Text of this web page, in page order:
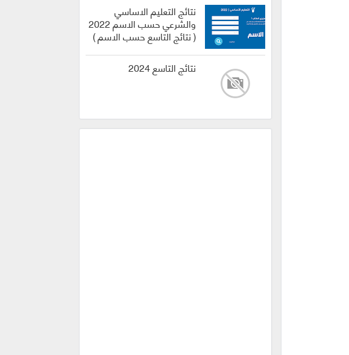
نتائج التعليم الاساسي
والشرعي حسب الاسم 2022
( نتائج التاسع حسب الاسم )
نتائج التاسع 2024